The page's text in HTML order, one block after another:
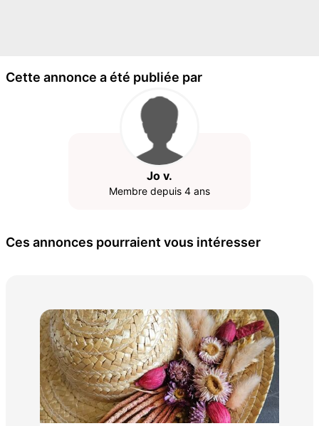
Cette annonce a été publiée par
Jo v.
Membre depuis 4 ans
Ces annonces pourraient vous intéresser